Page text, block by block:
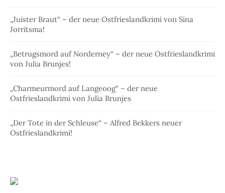
„Juister Braut“ – der neue Ostfrieslandkrimi von Sina
Jorritsma!
„Betrugsmord auf Norderney“ – der neue Ostfrieslandkrimi
von Julia Brunjes!
„Charmeurmord auf Langeoog“ – der neue
Ostfrieslandkrimi von Julia Brunjes
„Der Tote in der Schleuse“ – Alfred Bekkers neuer
Ostfrieslandkrimi!